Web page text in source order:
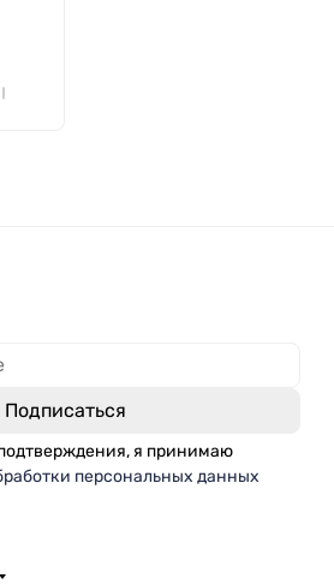
я принимаю
персональных данных